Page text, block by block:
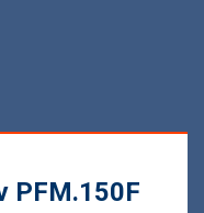
PFM.150F